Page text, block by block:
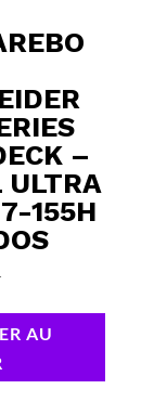
–
ULTRA
155H
AU